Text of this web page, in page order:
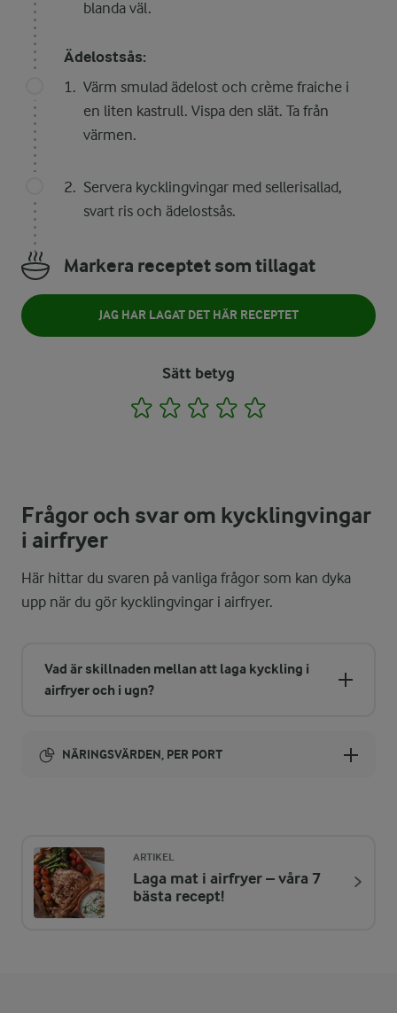
blanda väl.
Ädelostsås:
Värm smulad ädelost och crème fraiche i
en liten kastrull. Vispa den slät. Ta från
värmen.
Servera kycklingvingar med sellerisallad,
svart ris och ädelostsås.
Markera receptet som tillagat
JAG HAR LAGAT DET HÄR RECEPTET
Sätt betyg
1 2 3 4
Frågor och svar om kycklingvingar
i airfryer
Här hittar du svaren på vanliga frågor som kan dyka
upp när du gör kycklingvingar i airfryer.
Vad är skillnaden mellan att laga kyckling i
airfryer och i ugn?
NÄRINGSVÄRDEN, PER PORT
ENERGIDISTRIBUTION %
NÄRINGSVÄRDEN PER PORT
ARTIKEL
Laga mat i airfryer – våra 7
bästa recept!